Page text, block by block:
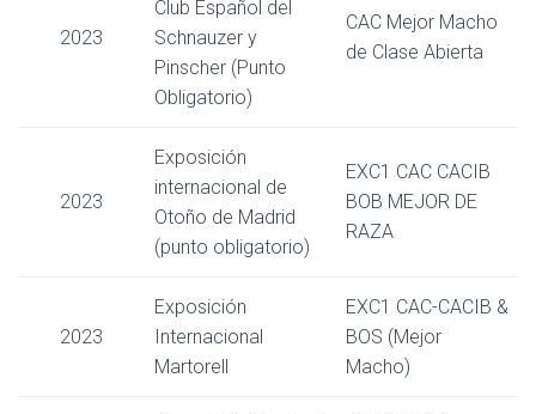
2023
Club Español del
Schnauzer y
Pinscher (Punto
Obligatorio)
CAC Mejor Macho
de Clase Abierta
2023
Exposición
internacional de
Otoño de Madrid
(punto obligatorio)
EXC1 CAC CACIB
BOB MEJOR DE
RAZA
2023
Exposición
Internacional
Martorell
EXC1 CAC-CACIB &
BOS (Mejor
Macho)